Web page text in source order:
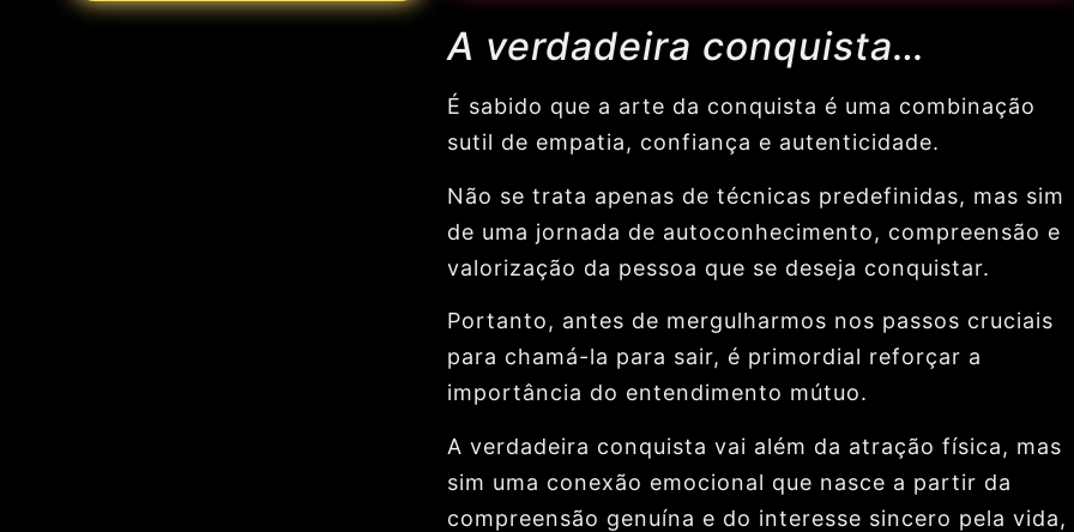
A verdadeira conquista…
É sabido que a arte da conquista é uma combinação
sutil de empatia, confiança e autenticidade.
Não se trata apenas de técnicas predefinidas, mas sim
de uma jornada de autoconhecimento, compreensão e
valorização da pessoa que se deseja conquistar.
Portanto, antes de mergulharmos nos passos cruciais
para chamá-la para sair, é primordial reforçar a
importância do entendimento mútuo.
A verdadeira conquista vai além da atração física, mas
sim uma conexão emocional que nasce a partir da
compreensão genuína e do interesse sincero pela vida,